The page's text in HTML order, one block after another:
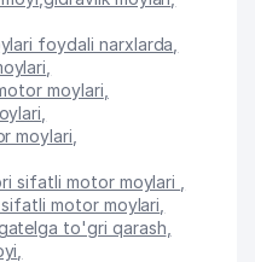
foydali narxlarda
moylari
moylari
sifatli motor moylari
motor moylari
to'gri qarash